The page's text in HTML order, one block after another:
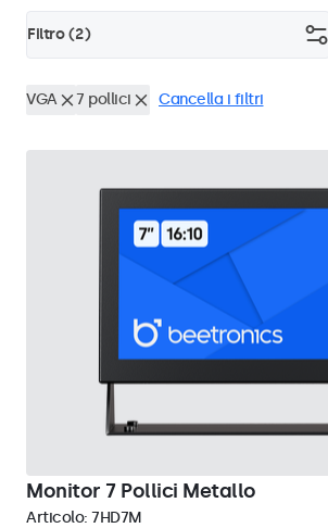
Filtro (2)
VGA 7 pollici Cancella i filtri
Monitor 7 Pollici Metallo
Articolo: 7HD7M